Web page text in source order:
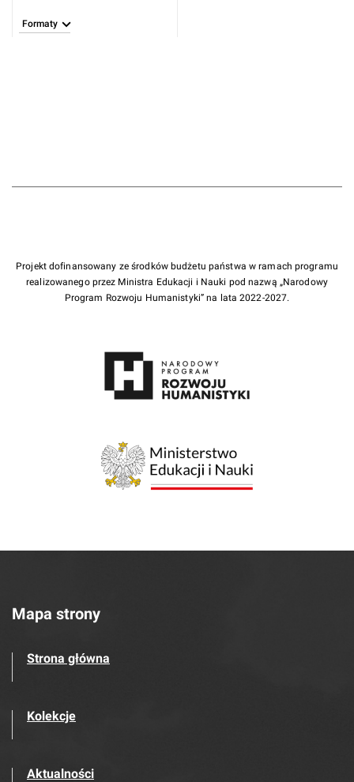
Formaty
Projekt dofinansowany ze środków budżetu państwa w ramach programu
realizowanego przez Ministra Edukacji i Nauki pod nazwą „Narodowy
Program Rozwoju Humanistyki” na lata 2022-2027.
Mapa strony
Strona główna
Kolekcje
Aktualności